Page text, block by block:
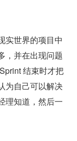
实世界的项目中
，并在出现问题
结束时才把
为自己可以解决
理知道，然后一